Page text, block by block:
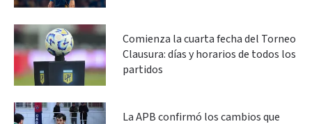
Comienza la cuarta fecha del Torneo
Clausura: días y horarios de todos los
partidos
La APB confirmó los cambios que